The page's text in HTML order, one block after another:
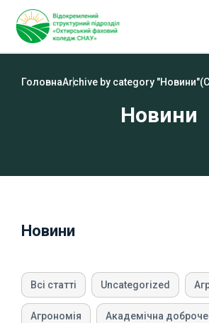
content
ГоловнаArchive by category "Новини"
Новини
Новини
Всі статті Uncategorized
Агрономія Академічна